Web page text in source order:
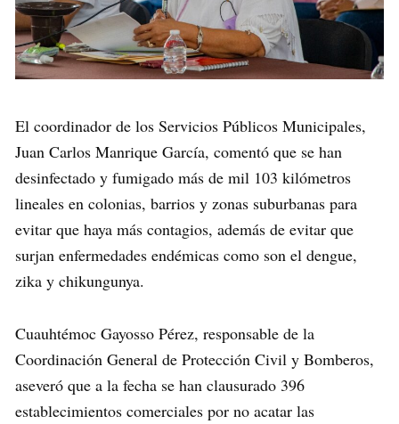
El coordinador de los Servicios Públicos Municipales,
Juan Carlos Manrique García, comentó que se han
desinfectado y fumigado más de mil 103 kilómetros
lineales en colonias, barrios y zonas suburbanas para
evitar que haya más contagios, además de evitar que
surjan enfermedades endémicas como son el dengue,
zika y chikungunya.
Cuauhtémoc Gayosso Pérez, responsable de la
Coordinación General de Protección Civil y Bomberos,
aseveró que a la fecha se han clausurado 396
establecimientos comerciales por no acatar las